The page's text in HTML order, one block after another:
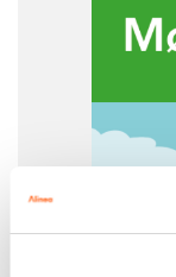
1. klasse
FORMAT